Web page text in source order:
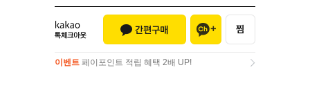
이벤트 페이포인트 적립 혜택 2배 UP!